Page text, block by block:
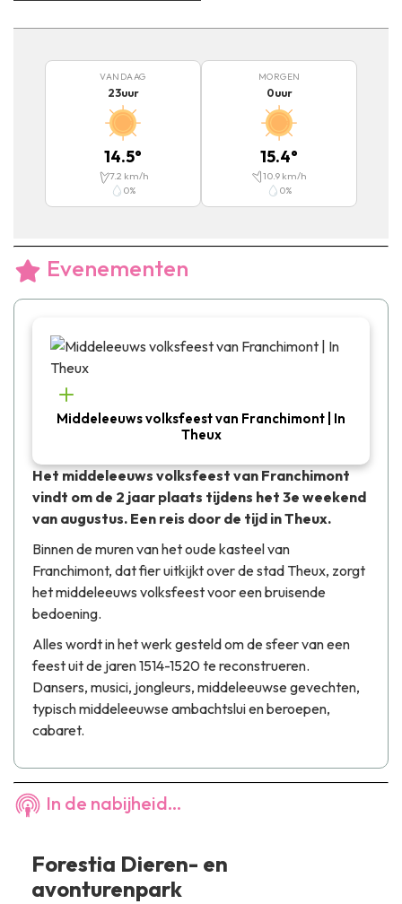
VANDAAG
23uur
14.5°
7.2 km/h
0%
MORGEN
0uur
15.4°
10.9 km/h
0%
Evenementen
Middeleeuws volksfeest van Franchimont | In
Theux
Het middeleeuws volksfeest van Franchimont
vindt om de 2 jaar plaats tijdens het 3e weekend
van augustus. Een reis door de tijd in Theux.
Binnen de muren van het oude kasteel van
Franchimont, dat fier uitkijkt over de stad Theux, zorgt
het middeleeuws volksfeest voor een bruisende
bedoening.
Alles wordt in het werk gesteld om de sfeer van een
feest uit de jaren 1514-1520 te reconstrueren.
Dansers, musici, jongleurs, middeleeuwse gevechten,
typisch middeleeuwse ambachtslui en beroepen,
cabaret.
In de nabijheid...
Forestia Dieren- en
avonturenpark